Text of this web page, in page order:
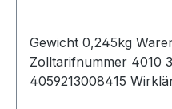
Gewicht 0,245kg
Zolltarifnummer 4010
4059213008415